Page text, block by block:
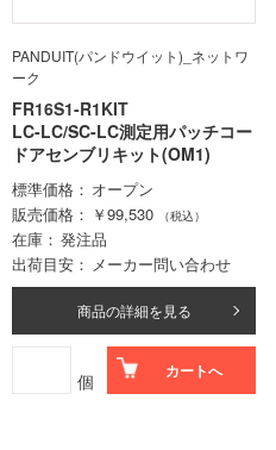
PANDUIT(パンドウイット)_ネットワ
ーク
FR16S1-R1KIT
LC-LC/SC-LC測定用パッチコー
ドアセンブリキット(OM1)
標準価格
オープン
販売価格
￥99,530 （税込）
在庫
発注品
出荷目安
メーカー問い合わせ
商品の詳細を見る
個 カートへ